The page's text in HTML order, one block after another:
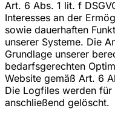
Art. 6 Abs. 1 lit. f
Interesses an der
sowie dauerhaften
unserer Systeme. Die
Grundlage unserer
bedarfsgerechten
Website gemäß Art. 6
Die Logfiles werden
anschließend gelöscht.